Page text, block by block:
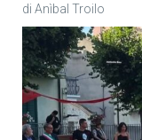
di Anìbal Troilo